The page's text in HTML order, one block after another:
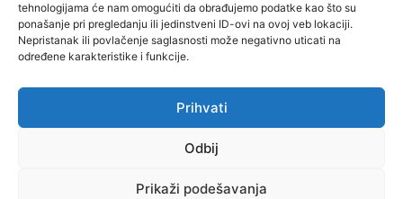
tehnologijama će nam omogućiti da obrađujemo podatke kao što su
ponašanje pri pregledanju ili jedinstveni ID-ovi na ovoj veb lokaciji.
Nepristanak ili povlačenje saglasnosti može negativno uticati na
određene karakteristike i funkcije.
Prihvati
Odbij
Prikaži podešavanja